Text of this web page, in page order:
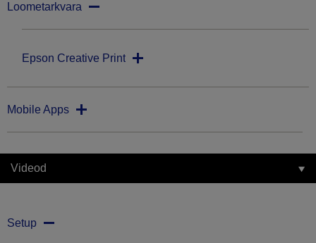
Loometarkvara
Epson Creative Print
Mobile Apps
Videod
Setup